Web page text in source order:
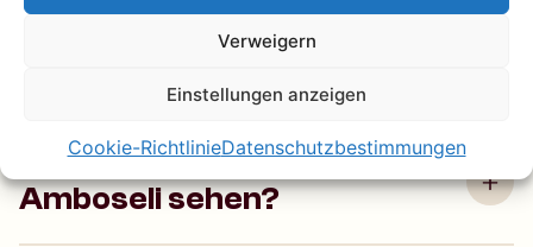
Verweigern
Einstellungen anzeigen
Cookie-RichtlinieDatenschutzbestimmungen
Wann ist die beste Reisezeit
Welche Tiere kann ich im
Amboseli sehen?